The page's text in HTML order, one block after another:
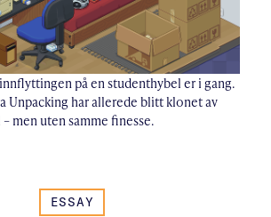
på en studenthybel er i gang.
Unpacking har allerede blitt klonet av
men uten samme finesse.
ESSAY